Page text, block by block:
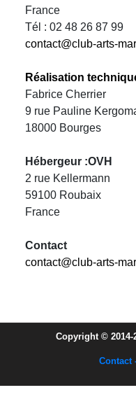
France
Tél : 02 48 26 87 99
contact@club-arts-
Réalisation
Fabrice Cherrier
9 rue Pauline
18000 Bourges
Hébergeur :OVH
2 rue Kellermann
59100 Roubaix
France
Contact
contact@club-arts-
Copyright © 2014-
Contact